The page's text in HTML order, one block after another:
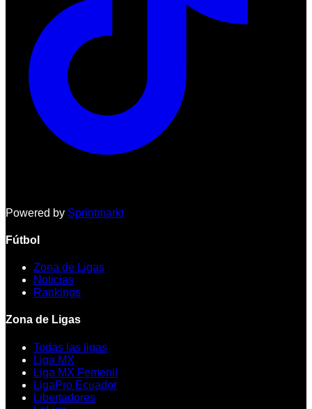
Powered by Sprintmarkt
Fútbol
Zona de Ligas
Noticias
Rankings
Zona de Ligas
Todas las ligas
Liga MX
Liga MX Femenil
LigaPro Ecuador
Libertadores